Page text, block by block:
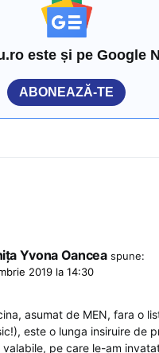
este și pe Google
ABONEAZĂ-TE
Yvona Oancea spune:
2019 la 14:30
asumat de MEN, fara o
este o lunga insiruire de
pe care le-am